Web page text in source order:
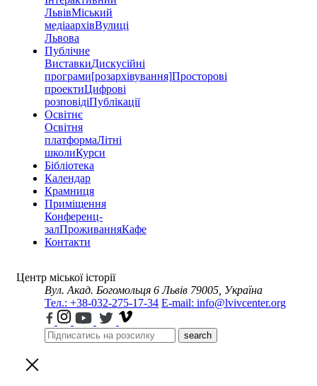
ЛьвівМіський
медіаархівВулиці
Львова
Публічне
ВиставкиДискусійні
програми[розархівування]Просторові
проектиЦифрові
розповідіПублікації
Освітнє
Освітня
платформаЛітні
школиКурси
Бібліотека
Календар
Крамниця
Приміщення
Конференц-
залПроживанняКафе
Контакти
Центр міської історії
Вул. Акад. Богомольця 6 Львів 79005, Україна
Тел.: +38-032-275-17-34 E-mail: info@lvivcenter.org
search